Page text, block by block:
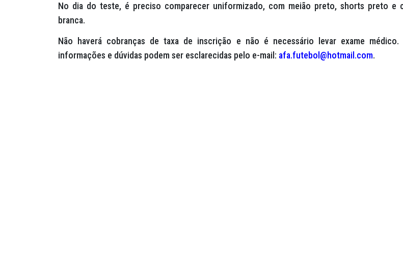
No dia do teste, é preciso comparecer uniformizado, com meião preto, shorts preto e
branca.
Não haverá cobranças de taxa de inscrição e não é necessário levar exame médico.
informações e dúvidas podem ser esclarecidas pelo e-mail: afa.futebol@hotmail.com.